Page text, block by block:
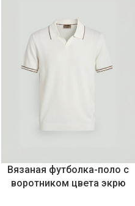
Вязаная футболка-поло с
воротником цвета экрю